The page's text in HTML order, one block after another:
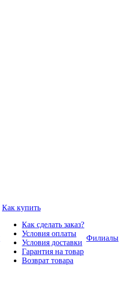
Как купить
Как сделать заказ?
Условия оплаты
Условия доставки
Гарантия на товар
Возврат товара
Филиалы